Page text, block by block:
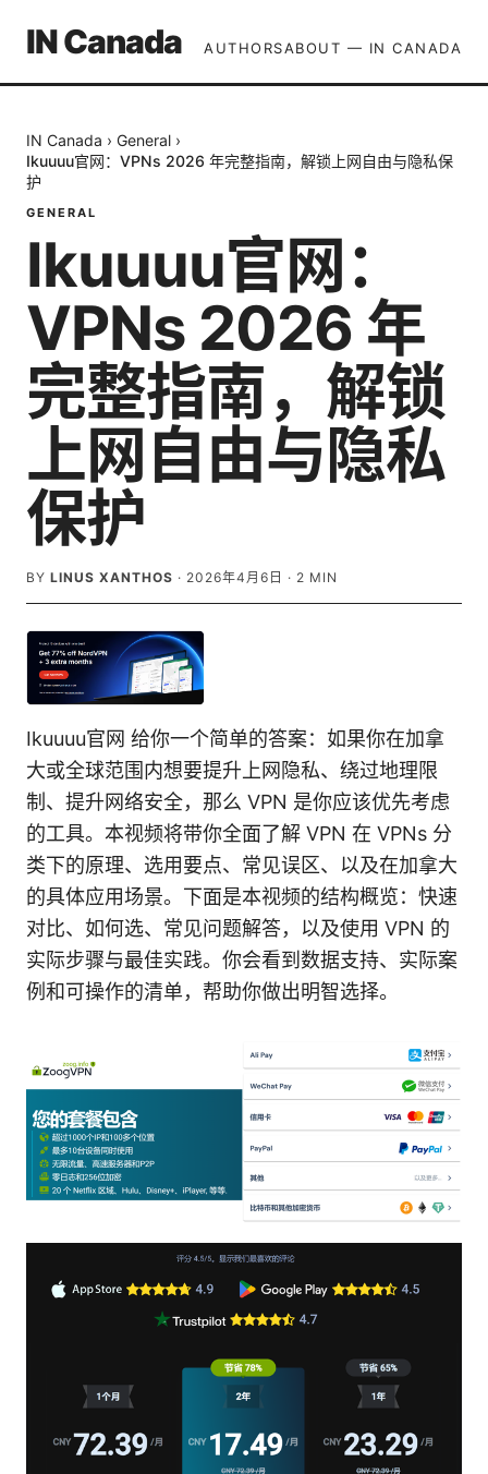
IN Canada AUTHORSABOUT — IN CANADA
IN Canada › General ›
Ikuuuu官网：VPNs 2026 年完整指南，解锁上网自由与隐私保
护
GENERAL
Ikuuuu官网：
VPNs 2026 年
完整指南，解锁
上网自由与隐私
保护
BY LINUS XANTHOS · 2026年4月6日 · 2 MIN
Ikuuuu官网 给你一个简单的答案：如果你在加拿
大或全球范围内想要提升上网隐私、绕过地理限
制、提升网络安全，那么 VPN 是你应该优先考虑
的工具。本视频将带你全面了解 VPN 在 VPNs 分
类下的原理、选用要点、常见误区、以及在加拿大
的具体应用场景。下面是本视频的结构概览：快速
对比、如何选、常见问题解答，以及使用 VPN 的
实际步骤与最佳实践。你会看到数据支持、实际案
例和可操作的清单，帮助你做出明智选择。